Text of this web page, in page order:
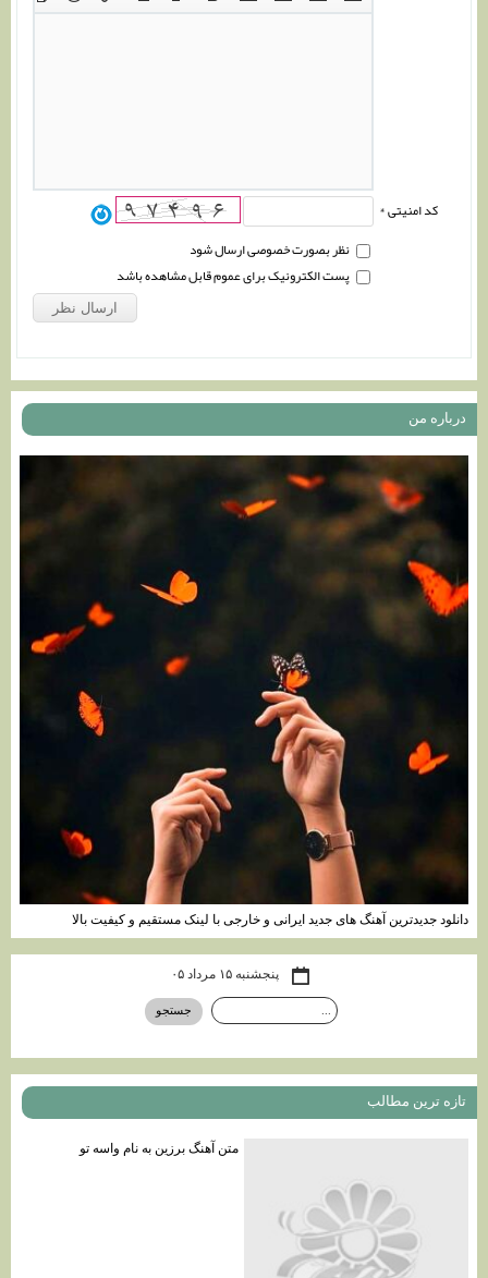
کد امنیتی *
نظر بصورت خصوصی ارسال شود
پست الکترونیک برای عموم قابل مشاهده باشد
درباره من
دانلود جدیدترین آهنگ های جدید ایرانی و خارجی با لینک مستقیم و کیفیت بالا
پنجشنبه ۱۵ مرداد ۰۵
تازه ترين مطالب
متن آهنگ برزين به نام واسه تو